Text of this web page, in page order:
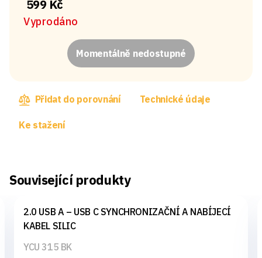
599 Kč
Vyprodáno
Momentálně nedostupné
Přidat do porovnání Technické údaje
Ke stažení
Související produkty
2.0 USB A – USB C SYNCHRONIZAČNÍ A NABÍJECÍ
KABEL SILIC
YCU 315 BK